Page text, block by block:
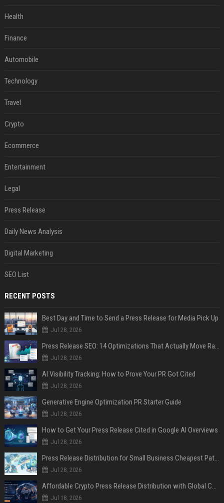
Health
Finance
Automobile
Technology
Travel
Crypto
Ecommerce
Entertainment
Legal
Press Release
Daily News Analysis
Digital Marketing
SEO List
RECENT POSTS
Best Day and Time to Send a Press Release for Media Pick Up
Jul 28, 2026
Press Release SEO: 14 Optimizations That Actually Move Rankings
Jul 28, 2026
AI Visibility Tracking: How to Prove Your PR Got Cited
Jul 28, 2026
Generative Engine Optimization PR Starter Guide
Jul 28, 2026
How to Get Your Press Release Cited in Google AI Overviews
Jul 28, 2026
Press Release Distribution for Small Business Cheapest Path to Real Coverage
Jul 28, 2026
Affordable Crypto Press Release Distribution with Global Coverage
Jul 18, 2026